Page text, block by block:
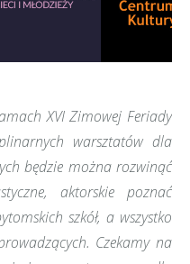
XVI Zimowej Feriady
warsztatów dla
będzie można rozwinąć
aktorskie poznać
szkół, a wszystko
Czekamy na